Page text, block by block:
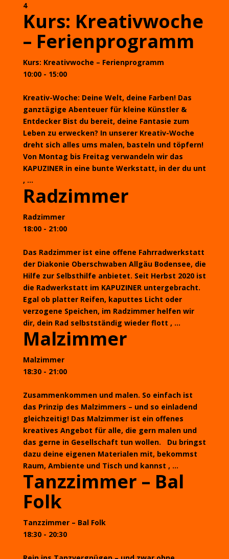
4
Kurs: Kreativwoche
– Ferienprogramm
Kurs: Kreativwoche – Ferienprogramm
10:00 - 15:00
Kreativ-Woche: Deine Welt, deine Farben! Das
ganztägige Abenteuer für kleine Künstler &
Entdecker Bist du bereit, deine Fantasie zum
Leben zu erwecken? In unserer Kreativ-Woche
dreht sich alles ums malen, basteln und töpfern!
Von Montag bis Freitag verwandeln wir das
KAPUZINER in eine bunte Werkstatt, in der du unt
, ...
Radzimmer
Radzimmer
18:00 - 21:00
Das Radzimmer ist eine offene Fahrradwerkstatt
der Diakonie Oberschwaben Allgäu Bodensee, die
Hilfe zur Selbsthilfe anbietet. Seit Herbst 2020 ist
die Radwerkstatt im KAPUZINER untergebracht.
Egal ob platter Reifen, kaputtes Licht oder
verzogene Speichen, im Radzimmer helfen wir
dir, dein Rad selbstständig wieder flott , ...
Malzimmer
Malzimmer
18:30 - 21:00
Zusammenkommen und malen. So einfach ist
das Prinzip des Malzimmers – und so einladend
gleichzeitig! Das Malzimmer ist ein offenes
kreatives Angebot für alle, die gern malen und
das gerne in Gesellschaft tun wollen. Du bringst
dazu deine eigenen Materialen mit, bekommst
Raum, Ambiente und Tisch und kannst , ...
Tanzzimmer – Bal
Folk
Tanzzimmer – Bal Folk
18:30 - 20:30